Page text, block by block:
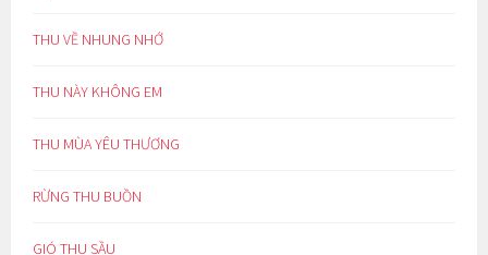
THU VỀ NHUNG NHỚ
THU NÀY KHÔNG EM
THU MÙA YÊU THƯƠNG
RỪNG THU BUỒN
GIÓ THU SẦU